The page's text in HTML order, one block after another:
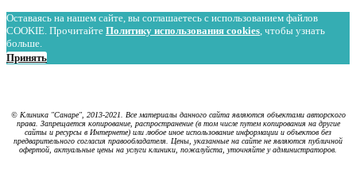
Оставаясь на нашем сайте, вы соглашаетесь с использованием файлов
COOKIE. Прочитайте Политику использования cookies, чтобы узнать
больше.
Принять
© Клиника "Санаре", 2013-2021. Все материалы данного сайта являются объектами авторского
права. Запрещается копирование, распространение (в том числе путем копирования на другие
сайты и ресурсы в Интернете) или любое иное использование информации и объектов без
предварительного согласия правообладателя. Цены, указанные на сайте не являются публичной
офертой, актуальные цены на услуги клиники, пожалуйста, уточняйте у администраторов.